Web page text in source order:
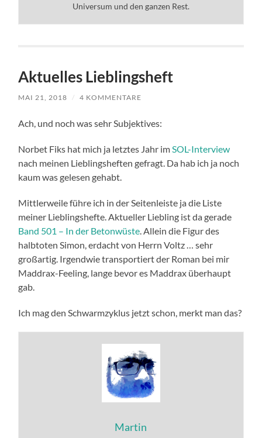
Universum und den ganzen Rest.
Aktuelles Lieblingsheft
MAI 21, 2018 / 4 KOMMENTARE
Ach, und noch was sehr Subjektives:
Norbet Fiks hat mich ja letztes Jahr imSOL-Interview
nach meinen Lieblingsheften gefragt. Da hab ich ja noch
kaum was gelesen gehabt.
Mittlerweile führe ich in der Seitenleiste ja die Liste
meiner Lieblingshefte. Aktueller Liebling ist da gerade
Band 501 – In der Betonwüste. Allein die Figur des
halbtoten Simon, erdacht von Herrn Voltz … sehr
großartig. Irgendwie transportiert der Roman bei mir
Maddrax-Feeling, lange bevor es Maddrax überhaupt
gab.
Ich mag den Schwarmzyklus jetzt schon, merkt man das?
Martin